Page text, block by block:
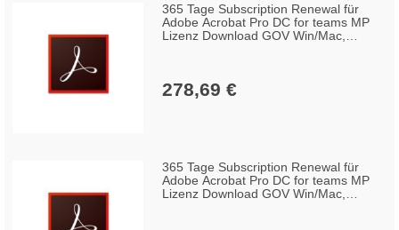
365 Tage Subscription Renewal für
Adobe Acrobat Pro DC for teams MP
Lizenz Download GOV Win/Mac,
278,69 €
365 Tage Subscription Renewal für
Adobe Acrobat Pro DC for teams MP
Lizenz Download GOV Win/Mac,